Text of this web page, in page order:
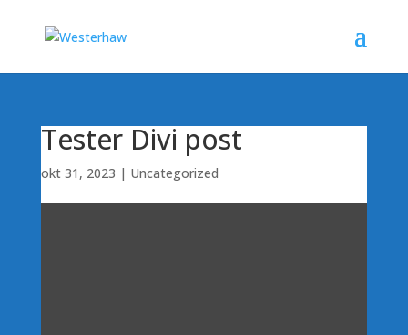
Tester Divi post
okt 31, 2023 | Uncategorized